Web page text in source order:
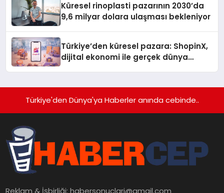
Küresel rinoplasti pazarının 2030’da
9,6 milyar dolara ulaşması bekleniyor
Türkiye’den küresel pazara: ShopinX,
dijital ekonomi ile gerçek dünya
Türkiye'den Dünya'ya Haberler anında cebinde..
Reklam & İşbirliği:habersonuclari@gmail.com